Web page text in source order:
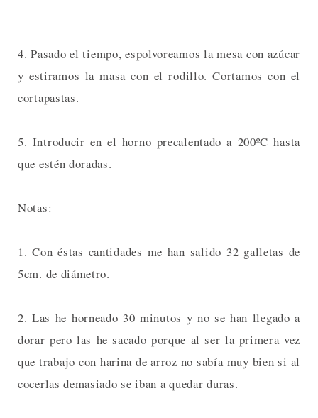
4. Pasado el tiempo, espolvoreamos la mesa con azúcar
y estiramos la masa con el rodillo. Cortamos con el
cortapastas.
5. Introducir en el horno precalentado a 200ºC hasta
que estén doradas.
Notas:
1. Con éstas cantidades me han salido 32 galletas de
5cm. de diámetro.
2. Las he horneado 30 minutos y no se han llegado a
dorar pero las he sacado porque al ser la primera vez
que trabajo con harina de arroz no sabía muy bien si al
cocerlas demasiado se iban a quedar duras.